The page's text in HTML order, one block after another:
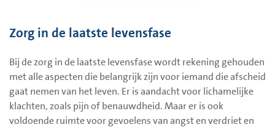
Zorg in de laatste levensfase
Bij de zorg in de laatste levensfase wordt rekening gehouden
met alle aspecten die belangrijk zijn voor iemand die afscheid
gaat nemen van het leven. Er is aandacht voor lichamelijke
klachten, zoals pijn of benauwdheid. Maar er is ook
voldoende ruimte voor gevoelens van angst en verdriet en